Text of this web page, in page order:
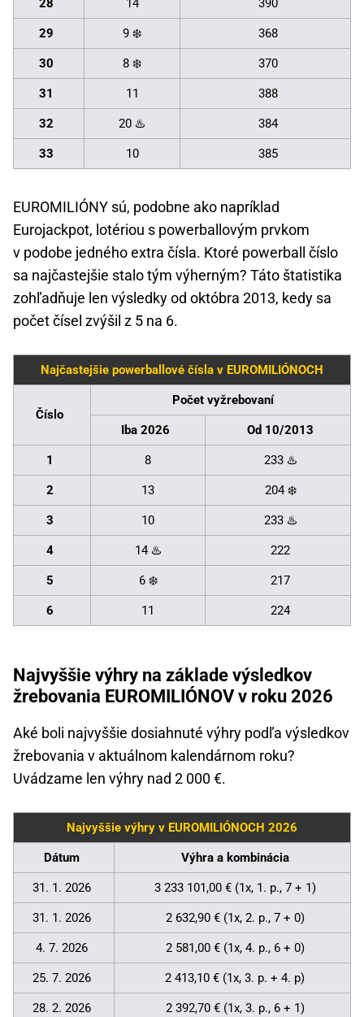
28 14 390
29 9 ❄️ 368
30 8 ❄️ 370
31 11 388
32 20 ♨️ 384
33 10 385
EUROMILIÓNY sú, podobne ako napríklad
Eurojackpot, lotériou s powerballovým prvkom
v podobe jedného extra čísla. Ktoré powerball číslo
sa najčastejšie stalo tým výherným? Táto štatistika
zohľadňuje len výsledky od októbra 2013, kedy sa
počet čísel zvýšil z 5 na 6.
Najčastejšie powerballové čísla v EUROMILIÓNOCH
Číslo
Počet vyžrebovaní
Iba 2026 Od 10/2013
1 8 233 ♨️
2 13 204 ❄️
3 10 233 ♨️
4 14 ♨️ 222
5 6 ❄️ 217
6 11 224
Najvyššie výhry na základe výsledkov
žrebovania EUROMILIÓNOV v roku 2026
Aké boli najvyššie dosiahnuté výhry podľa výsledkov
žrebovania v aktuálnom kalendárnom roku?
Uvádzame len výhry nad 2 000 €.
Najvyššie výhry v EUROMILIÓNOCH 2026
Dátum Výhra a kombinácia
31. 1. 2026 3 233 101,00 € (1x, 1. p., 7 + 1)
31. 1. 2026 2 632,90 € (1x, 2. p., 7 + 0)
4. 7. 2026 2 581,00 € (1x, 4. p., 6 + 0)
25. 7. 2026 2 413,10 € (1x, 3. p. + 4. p)
28. 2. 2026 2 392,70 € (1x, 3. p., 6 + 1)